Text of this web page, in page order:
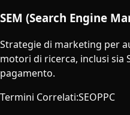
SEM (Search Engine
Strategie di marketing per
motori di ricerca, inclusi sia
pagamento.
Termini Correlati:SEOPPC